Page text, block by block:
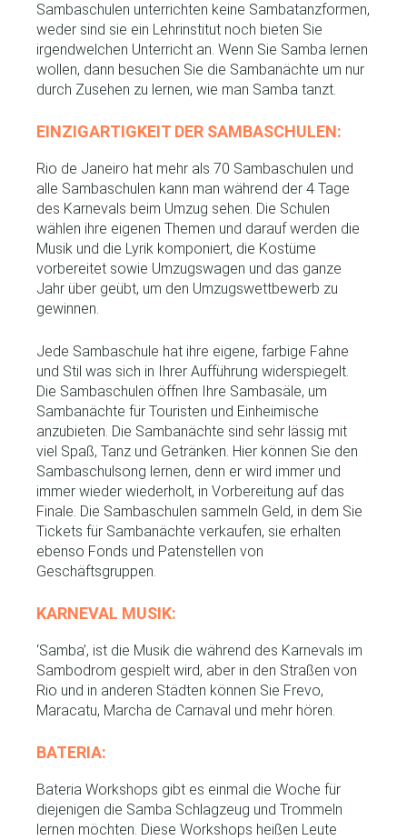
Sambaschulen unterrichten keine Sambatanzformen,
weder sind sie ein Lehrinstitut noch bieten Sie
irgendwelchen Unterricht an. Wenn Sie Samba lernen
wollen, dann besuchen Sie die Sambanächte um nur
durch Zusehen zu lernen, wie man Samba tanzt.
EINZIGARTIGKEIT DER SAMBASCHULEN:
Rio de Janeiro hat mehr als 70 Sambaschulen und
alle Sambaschulen kann man während der 4 Tage
des Karnevals beim Umzug sehen. Die Schulen
wählen ihre eigenen Themen und darauf werden die
Musik und die Lyrik komponiert, die Kostüme
vorbereitet sowie Umzugswagen und das ganze
Jahr über geübt, um den Umzugswettbewerb zu
gewinnen.
Jede Sambaschule hat ihre eigene, farbige Fahne
und Stil was sich in Ihrer Aufführung widerspiegelt.
Die Sambaschulen öffnen Ihre Sambasäle, um
Sambanächte für Touristen und Einheimische
anzubieten. Die Sambanächte sind sehr lässig mit
viel Spaß, Tanz und Getränken. Hier können Sie den
Sambaschulsong lernen, denn er wird immer und
immer wieder wiederholt, in Vorbereitung auf das
Finale. Die Sambaschulen sammeln Geld, in dem Sie
Tickets für Sambanächte verkaufen, sie erhalten
ebenso Fonds und Patenstellen von
Geschäftsgruppen.
KARNEVAL MUSIK:
‘Samba’, ist die Musik die während des Karnevals im
Sambodrom gespielt wird, aber in den Straßen von
Rio und in anderen Städten können Sie Frevo,
Maracatu, Marcha de Carnaval und mehr hören.
BATERIA:
Bateria Workshops gibt es einmal die Woche für
diejenigen die Samba Schlagzeug und Trommeln
lernen möchten. Diese Workshops heißen Leute